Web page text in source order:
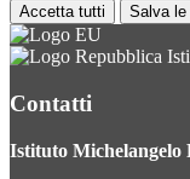
Accetta tutti Salva le
Contatti
Istituto Michelangelo